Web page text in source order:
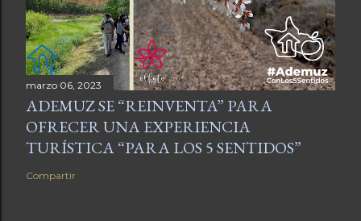
marzo 06, 2023
ADEMUZ SE “REINVENTA” PARA
OFRECER UNA EXPERIENCIA
TURÍSTICA “PARA LOS 5 SENTIDOS”
Compartir